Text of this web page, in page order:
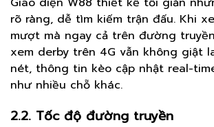
rõ ràng, dễ tìm kiếm trận đấu. Khi
mượt mà ngay cả trên đường
xem derby trên 4G vẫn không giật
nét, thông tin kèo cập nhật real-
như nhiều chỗ khác.
2.2. Tốc độ đường truyền